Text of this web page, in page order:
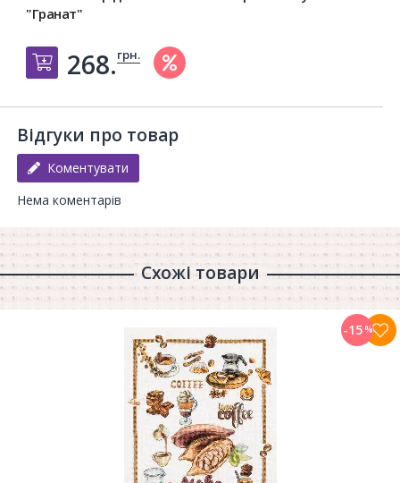
"Гранат"
Добавить в корзину
268.грн.
Відгуки про товар
Коментувати
Нема коментарів
Схожі товари
-15%